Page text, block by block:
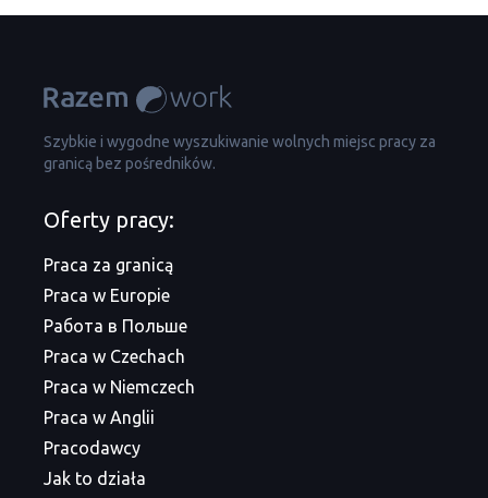
Szybkie i wygodne wyszukiwanie wolnych miejsc pracy za
granicą bez pośredników.
Oferty pracy:
Praca za granicą
Praca w Europie
Работа в Польше
Praca w Czechach
Praca w Niemczech
Praca w Anglii
Pracodawcy
Jak to działa